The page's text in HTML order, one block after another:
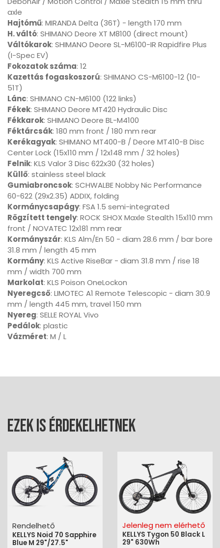
axle
Hajtómű: MIRANDA Delta (36T) - length 170 mm
H. váltó: SHIMANO Deore XT M8100 (direct mount)
Váltókarok: SHIMANO Deore SL-M6100-IR Rapidfire Plus
(I-Spec EV)
Fokozatok száma: 12
Kazettás fogaskoszorú: SHIMANO CS-M6100-12 (10-
51T)
Lánc: SHIMANO CN-M6100 (122 links)
Fékek: SHIMANO Deore MT420 Hydraulic Disc
Fékkarok: SHIMANO Deore BL-M4100
Féktárcsák: 180 mm front / 180 mm rear
Kerékagyak: SHIMANO MT400-B / Deore MT410-B Disc
Center Lock (15x110 mm / 12x148 mm / 32 holes)
Felnik: KLS Valor 3 Disc 622x30 (32 holes)
Küllő: stainless steel black
Gumiabroncsok: SCHWALBE Nobby Nic Performance
60-622 (29x2.35) ADDIX, folding
Kormánycsapágy: FSA 1.5 semi-integrated
Rögzített tengely: ROCK SHOX Maxle Stealth 15x110 mm
front / NOVATEC 12x181 mm rear
Kormányszár: KLS Alm/En 50 - diam 28.6 mm / bar bore
31.8 mm / length 45 mm
Kormány: KLS Active RiseBar - diam 31.8 mm / rise 18
mm / width 700 mm
Markolat: KLS Poison OneLockon
Nyeregcső: LIMOTEC A1 Remote Telescopic - diam 30.9
mm / length 445 mm, travel 150 mm
Nyereg: SELLE ROYAL Vivo
Pedálok: plastic
Vázméret: M / L
Ezek is érdekelhetnek
Rendelhető
KELLYS Noid 70 Sapphire
Blue M 29"/27.5"
Jelenleg nem elérhető
KELLYS Tygon 50 Black L
29" 630Wh